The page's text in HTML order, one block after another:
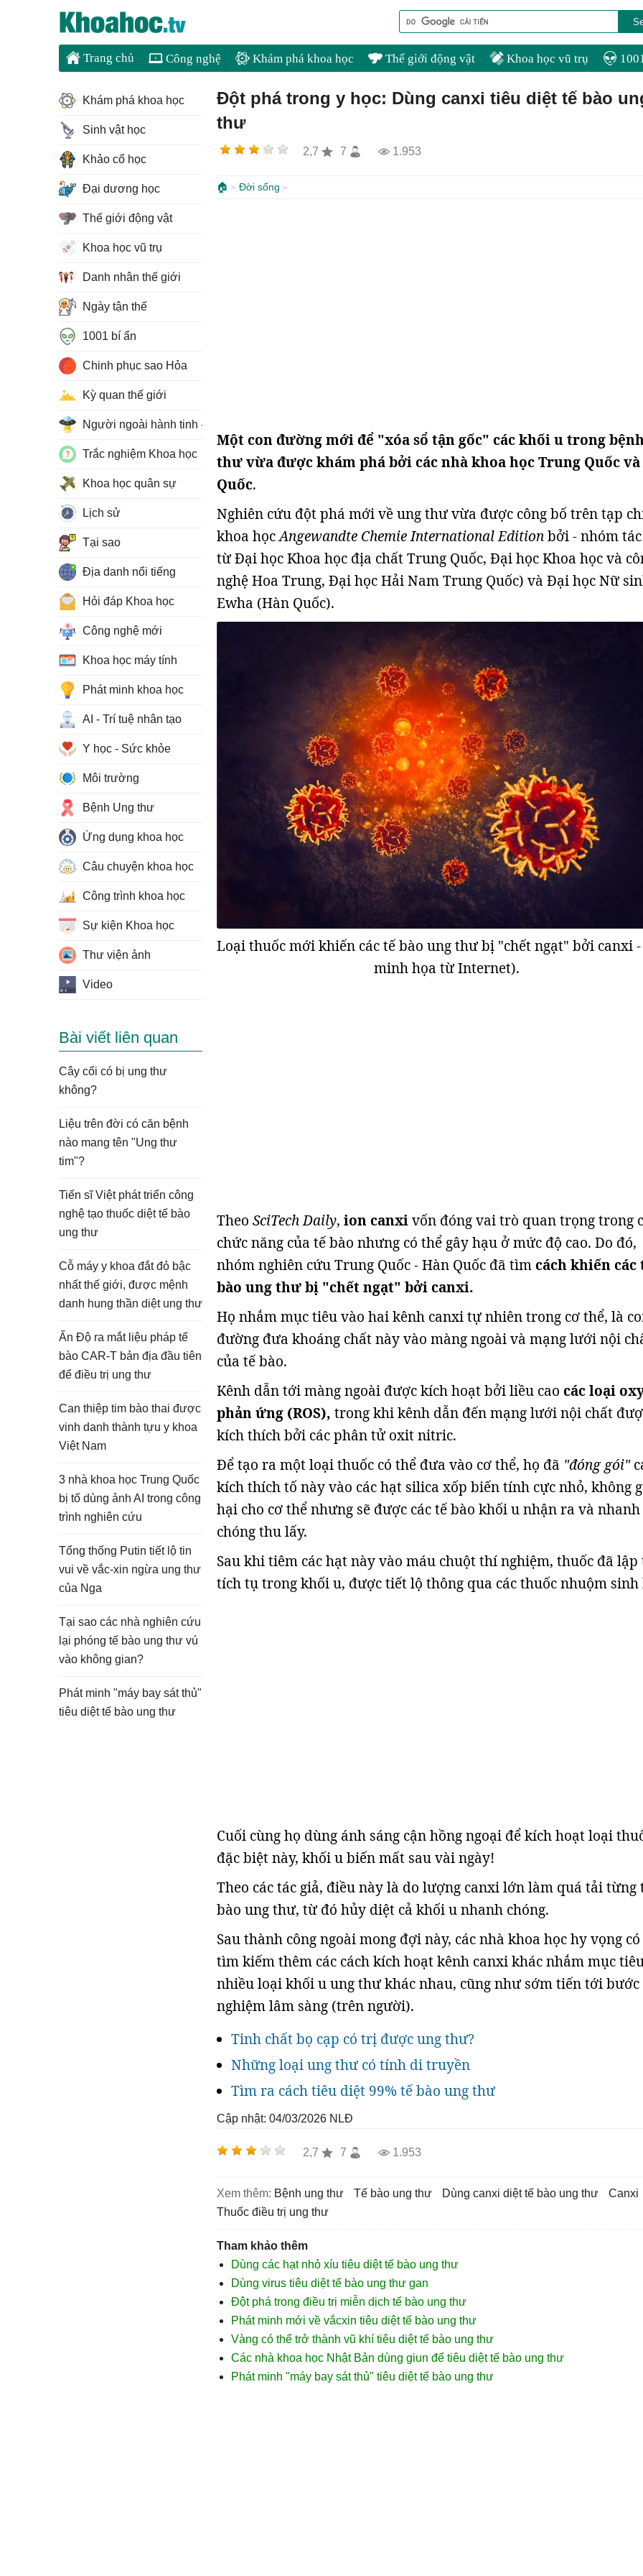
Trang chủ Công nghệ Khám phá khoa học Thế giới động vật Khoa học vũ trụ
Đột phá trong y học: Dùng canxi tiêu diệt tế bào
thư
2,7 7 1.953
🏠 Đời sống
Một con đường mới để "xóa sổ tận gốc" các khối u trong
thư vừa được khám phá bởi các nhà khoa học Trung Quốc
Quốc.
Nghiên cứu đột phá mới về ung thư vừa được công bố trên tạp
khoa họcAngewandte Chemie International Editionbởi - nhóm
từ Đại học Khoa học địa chất Trung Quốc, Đại học Khoa học và
nghệ Hoa Trung, Đại học Hải Nam Trung Quốc) và Đại học Nữ
Ewha (Hàn Quốc).
Loại thuốc mới khiến các tế bào ung thư bị "chết ngạt" bởi canxi
minh họa từ Internet).
Theo SciTech Daily, ion canxivốn đóng vai trò quan trọng trong
chức năng của tế bào nhưng có thể gây hạu ở mức độ cao. Do đó,
nhóm nghiên cứu Trung Quốc - Hàn Quốc đã tìm cách khiến các
bào ung thư bị "chết ngạt" bởi canxi.
Họ nhắm mục tiêu vào hai kênh canxi tự nhiên trong cơ thể, là
đường đưa khoáng chất này vào màng ngoài và mạng lưới nội
của tế bào.
Kênh dẫn tới màng ngoài được kích hoạt bởi liều cao các loại
phản ứng (ROS), trong khi kênh dẫn đến mạng lưới nội chất
kích thích bởi các phân tử oxit nitric.
Để tạo ra một loại thuốc có thể đưa vào cơ thể, họ đã "đóng gói"
kích thích tố này vào các hạt silica xốp biến tính cực nhỏ, không
hại cho cơ thể nhưng sẽ được các tế bào khối u nhận ra và nhanh
chóng thu lấy.
Sau khi tiêm các hạt này vào máu chuột thí nghiệm, thuốc đã lập
tích tụ trong khối u, được tiết lộ thông qua các thuốc nhuộm sinh
Cuối cùng họ dùng ánh sáng cận hồng ngoại để kích hoạt loại
đặc biệt này, khối u biến mất sau vài ngày!
Theo các tác giả, điều này là do lượng canxi lớn làm quá tải từng
bào ung thư, từ đó hủy diệt cả khối u nhanh chóng.
Sau thành công ngoài mong đợi này, các nhà khoa học hy vọng
tìm kiếm thêm các cách kích hoạt kênh canxi khác nhắm mục
nhiều loại khối u ung thư khác nhau, cũng như sớm tiến tới
nghiệm lâm sàng (trên người).
Tinh chất bọ cạp có trị được ung thư?
Những loại ung thư có tính di truyền
Tìm ra cách tiêu diệt 99% tế bào ung thư
Cập nhật: 04/03/2026 NLĐ
2,7 7 1.953
Xem thêm: bệnh ung thư tế bào ung thư dùng canxi diệt tế bào ung thư
canxi
thuốc điều trị ung thư
Tham khảo thêm
Dùng các hạt nhỏ xíu tiêu diệt tế bào ung thư
Dùng virus tiêu diệt tế bào ung thư gan
Đột phá trong điều trị miễn dịch tế bào ung thư
Phát minh mới về vắcxin tiêu diệt tế bào ung thư
Vàng có thể trở thành vũ khí tiêu diệt tế bào ung thư
Các nhà khoa học Nhật Bản dùng giun để tiêu diệt tế bào ung thư
Phát minh "máy bay sát thủ" tiêu diệt tế bào ung thư
Khám phá khoa học
Sinh vật học
Khảo cổ học
Đại dương học
Thế giới động vật
Khoa học vũ trụ
Danh nhân thế giới
Ngày tận thế
1001 bí ẩn
Chinh phục sao Hỏa
Kỳ quan thế giới
Người ngoài hành tinh - UFO
Trắc nghiệm Khoa học
Khoa học quân sự
Lịch sử
Tại sao
Địa danh nổi tiếng
Hỏi đáp Khoa học
Công nghệ mới
Khoa học máy tính
Phát minh khoa học
AI - Trí tuệ nhân tạo
Y học - Sức khỏe
Môi trường
Bệnh Ung thư
Ứng dụng khoa học
Câu chuyện khoa học
Công trình khoa học
Sự kiện Khoa học
Thư viện ảnh
Video
Bài viết liên quan
Cây cối có bị ung thư
không?
Liệu trên đời có căn bệnh
nào mang tên "Ung thư
tim"?
Tiến sĩ Việt phát triển công
nghệ tạo thuốc diệt tế bào
ung thư
Cỗ máy y khoa đắt đỏ bậc
nhất thế giới, được mệnh
danh hung thần diệt ung thư
Ấn Độ ra mắt liệu pháp tế
bào CAR-T bản địa đầu tiên
để điều trị ung thư
Can thiệp tim bào thai được
vinh danh thành tựu y khoa
Việt Nam
3 nhà khoa học Trung Quốc
bị tố dùng ảnh AI trong công
trình nghiên cứu
Tổng thống Putin tiết lộ tin
vui về vắc-xin ngừa ung thư
của Nga
Tại sao các nhà nghiên cứu
lại phóng tế bào ung thư vú
vào không gian?
Phát minh "máy bay sát thủ"
tiêu diệt tế bào ung thư